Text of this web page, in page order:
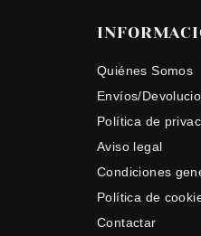
Quiénes Somos
Envíos/
Política de
Aviso legal
Condiciones
Política de
Contactar